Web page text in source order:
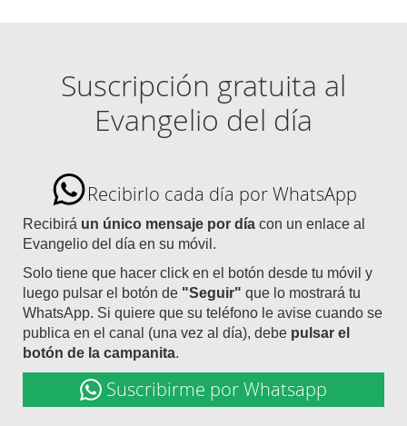
Suscripción gratuita al
Evangelio del día
Recibirlo cada día por WhatsApp
Recibirá un único mensaje por día con un enlace al
Evangelio del día en su móvil.
Solo tiene que hacer click en el botón desde tu móvil y
luego pulsar el botón de "Seguir" que lo mostrará tu
WhatsApp. Si quiere que su teléfono le avise cuando se
publica en el canal (una vez al día), debe pulsar el
botón de la campanita.
Suscribirme por Whatsapp